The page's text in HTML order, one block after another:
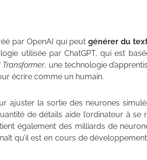
par OpenAI qui peut générer du
utilisée par ChatGPT, qui est
, une technologie
écrire comme un humain.
ajuster la sortie des neurones
de détails aide l’ordinateur à
également des milliards de
qu’il est en cours de